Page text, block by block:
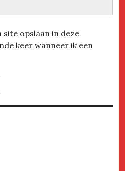
site opslaan in deze
keer wanneer ik een